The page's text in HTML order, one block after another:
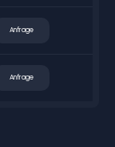
Anfrage
Anfrage